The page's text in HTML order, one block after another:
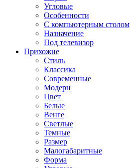
Угловые
Особенности
С компьютерным столом
Назначение
Под телевизор
Прихожие
Стиль
Классика
Современные
Модерн
Цвет
Белые
Венге
Светлые
Темные
Размер
Малогабаритные
Форма